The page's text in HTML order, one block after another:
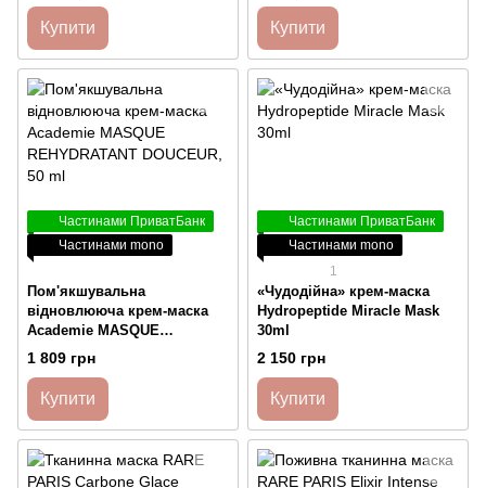
Купити Купити
Частинами ПриватБанк
Частинами mono
Пом'якшувальна
відновлююча крем-маска
Academie MASQUE
REHYDRATANT DOUCEUR, 50
1 809 грн
Купити
Частинами ПриватБанк
Частинами mono
1
«Чудодійна» крем-маска
Hydropeptide Miracle Mask
30ml
2 150 грн
Купити